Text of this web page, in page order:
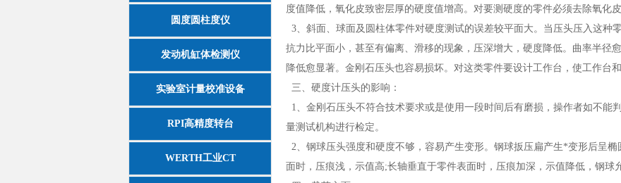
圆度圆柱度仪
发动机缸体检测仪
实验室计量校准设备
RPI高精度转台
WERTH工业CT
度值降低，氧化皮致密层厚的硬度值增高。对要测硬度的零件必须去除氧化
3、斜面、球面及圆柱体零件对硬度测试的误差较平面大。当压头压入这种
抗力比平面小，甚至有偏离、滑移的现象，压深增大，硬度降低。曲率半径
降低愈显著。金刚石压头也容易损坏。对这类零件要设计工作台，使工作台和
三、硬度计压头的影响：
1、金刚石压头不符合技术要求或是使用一段时间后有磨损，操作者如不能
量测试机构进行检定。
2、钢球压头强度和硬度不够，容易产生变形。钢球扳压扁产生*变形后呈椭
面时，压痕浅，示值高;长轴垂直于零件表面时，压痕加深，示值降低，钢球允